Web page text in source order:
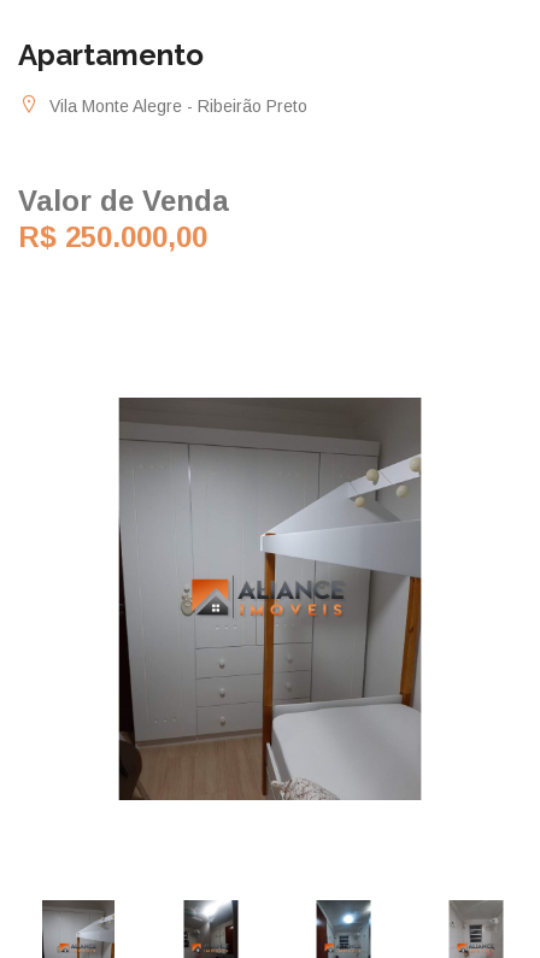
Apartamento
Vila Monte Alegre - Ribeirão Preto
Valor de Venda
R$ 250.000,00